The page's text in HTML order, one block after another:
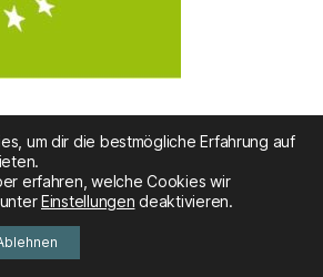
Unverpackt
Nach oben
um dir die bestmögliche Erfahrung auf
erfahren, welche Cookies wir
Einstellungen deaktivieren.